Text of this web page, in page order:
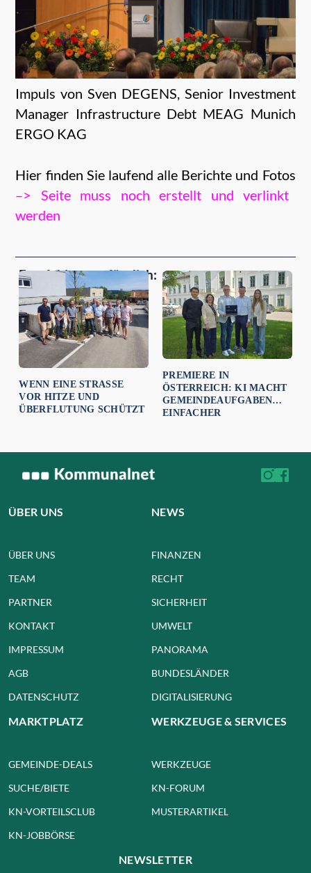
Impuls von Sven DEGENS, Senior Investment
Manager Infrastructure Debt MEAG Munich
ERGO KAG
Hier finden Sie laufend alle Berichte und Fotos
–> Seite muss noch erstellt und verlinkt
werden
Empfehlungen für dich:
WENN EINE STRASSE V
OR HITZE UND Ü
BERFLUTUNG SCHÜTZT
PREMIERE IN
ÖSTERREICH: KI MACHT
GEMEINDEAUFGABEN
EINFACHER
ÜBER UNS
ÜBER UNS
TEAM
PARTNER
KONTAKT
IMPRESSUM
AGB
DATENSCHUTZ
NEWS
FINANZEN
RECHT
SICHERHEIT
UMWELT
PANORAMA
BUNDESLÄNDER
DIGITALISIERUNG
MARKTPLATZ
GEMEINDE-DEALS
SUCHE/BIETE
KN-VORTEILSCLUB
KN-JOBBÖRSE
WERKZEUGE & SERVICES
WERKZEUGE
KN-FORUM
MUSTERARTIKEL
NEWSLETTER